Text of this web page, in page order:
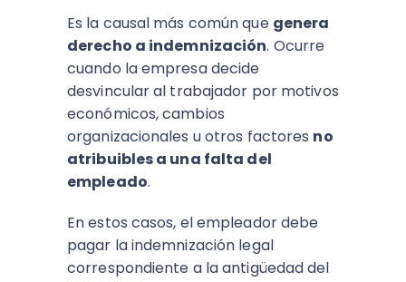
Es la causal más común que genera
derecho a indemnización. Ocurre
cuando la empresa decide
desvincular al trabajador por motivos
económicos, cambios
organizacionales u otros factores no
atribuibles a una falta del
empleado.
En estos casos, el empleador debe
pagar la indemnización legal
correspondiente a la antigüedad del